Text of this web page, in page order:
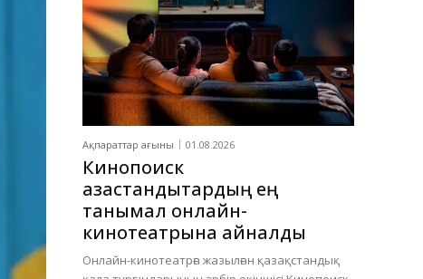
Ақпараттар ағыны 01.08.2026
Кинопоиск
қазақстандықтардың ең
танымал онлайн-
кинотеатрына айналды
Онлайн-кинотеатрға жазылған қазақстандық